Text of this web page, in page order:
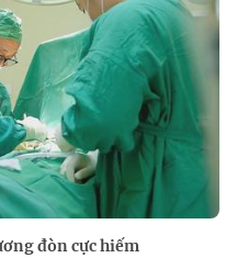
đòn cực hiếm